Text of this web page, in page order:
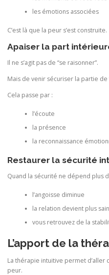
les émotions associées
C’est là que la peur s’est construite.
Apaiser la part
Il ne s’agit pas de “se raisonner”.
Mais de venir sécuriser la partie de
Cela passe par :
l’écoute
la présence
la reconnaissance
Restaurer la sécurité
Quand la sécurité ne dépend plus
l’angoisse diminue
la relation devient plus
vous retrouvez de la
L’apport de la
La thérapie intuitive permet
peur.